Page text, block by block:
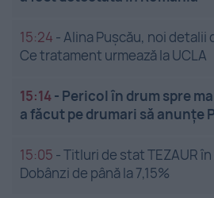
15:24 -Alina Pușcău, noi detalii
Ce tratament urmează la UCLA
15:14- Pericol în drum spre
a făcut pe drumari să anunțe
15:05 -Titluri de stat TEZAUR
Dobânzi de până la 7,15%